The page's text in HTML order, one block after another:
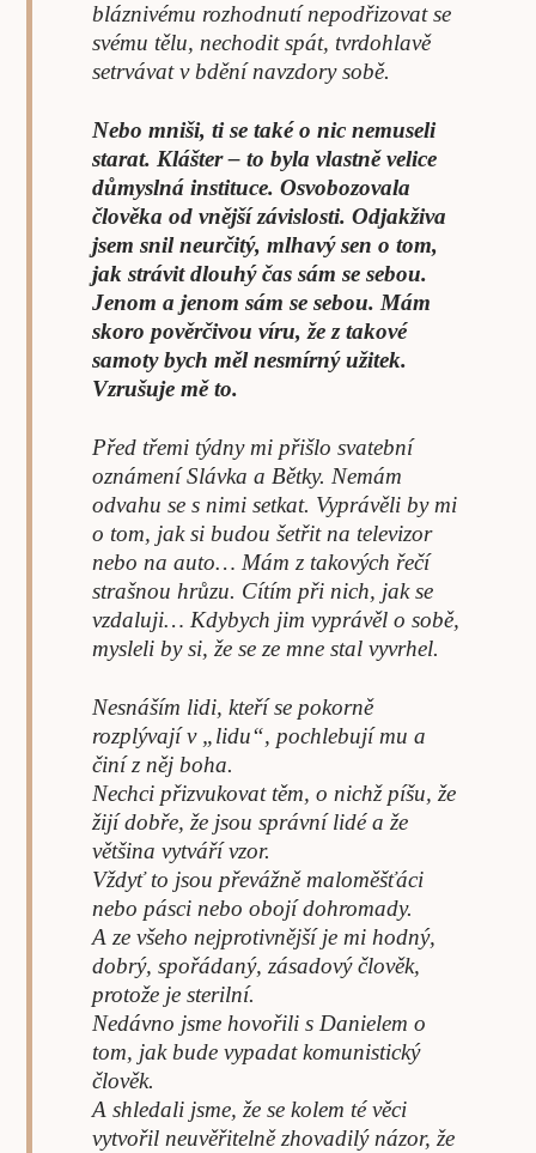
bláznivému rozhodnutí nepodřizovat se
svému tělu, nechodit spát, tvrdohlavě
setrvávat v bdění navzdory sobě.
Nebo mniši, ti se také o nic nemuseli
starat. Klášter – to byla vlastně velice
důmyslná instituce. Osvobozovala
člověka od vnější závislosti. Odjakživa
jsem snil neurčitý, mlhavý sen o tom,
jak strávit dlouhý čas sám se sebou.
Jenom a jenom sám se sebou. Mám
skoro pověrčivou víru, že z takové
samoty bych měl nesmírný užitek.
Vzrušuje mě to.
Před třemi týdny mi přišlo svatební
oznámení Slávka a Bětky. Nemám
odvahu se s nimi setkat. Vyprávěli by mi
o tom, jak si budou šetřit na televizor
nebo na auto… Mám z takových řečí
strašnou hrůzu. Cítím při nich, jak se
vzdaluji… Kdybych jim vyprávěl o sobě,
mysleli by si, že se ze mne stal vyvrhel.
Nesnáším lidi, kteří se pokorně
rozplývají v „lidu“, pochlebují mu a
činí z něj boha.
Nechci přizvukovat těm, o nichž píšu, že
žijí dobře, že jsou správní lidé a že
většina vytváří vzor.
Vždyť to jsou převážně maloměšťáci
nebo pásci nebo obojí dohromady.
A ze všeho nejprotivnější je mi hodný,
dobrý, spořádaný, zásadový člověk,
protože je sterilní.
Nedávno jsme hovořili s Danielem o
tom, jak bude vypadat komunistický
člověk.
A shledali jsme, že se kolem té věci
vytvořil neuvěřitelně zhovadilý názor, že